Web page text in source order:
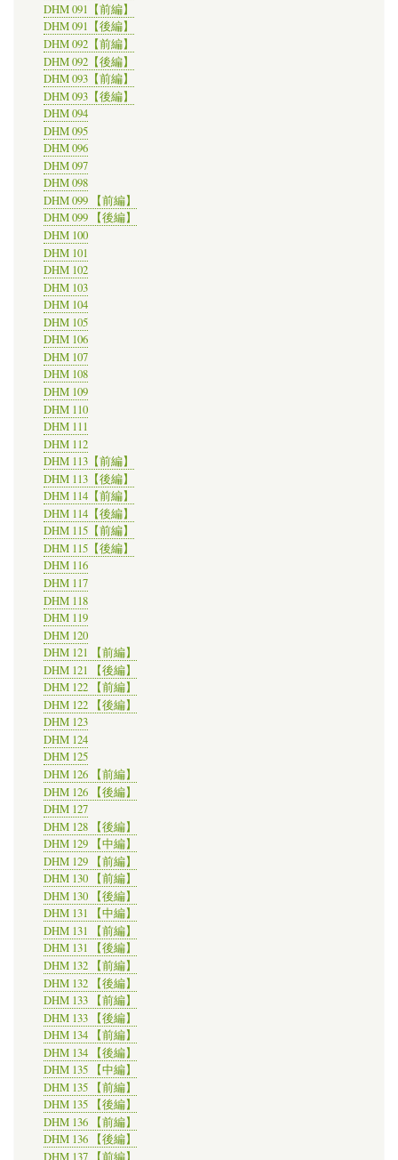
DHM 091【前編】
DHM 091【後編】
DHM 092【前編】
DHM 092【後編】
DHM 093【前編】
DHM 093【後編】
DHM 094
DHM 095
DHM 096
DHM 097
DHM 098
DHM 099 【前編】
DHM 099 【後編】
DHM 100
DHM 101
DHM 102
DHM 103
DHM 104
DHM 105
DHM 106
DHM 107
DHM 108
DHM 109
DHM 110
DHM 111
DHM 112
DHM 113【前編】
DHM 113【後編】
DHM 114【前編】
DHM 114【後編】
DHM 115【前編】
DHM 115【後編】
DHM 116
DHM 117
DHM 118
DHM 119
DHM 120
DHM 121 【前編】
DHM 121 【後編】
DHM 122 【前編】
DHM 122 【後編】
DHM 123
DHM 124
DHM 125
DHM 126 【前編】
DHM 126 【後編】
DHM 127
DHM 128 【後編】
DHM 129 【中編】
DHM 129 【前編】
DHM 130 【前編】
DHM 130 【後編】
DHM 131 【中編】
DHM 131 【前編】
DHM 131 【後編】
DHM 132 【前編】
DHM 132 【後編】
DHM 133 【前編】
DHM 133 【後編】
DHM 134 【前編】
DHM 134 【後編】
DHM 135 【中編】
DHM 135 【前編】
DHM 135 【後編】
DHM 136 【前編】
DHM 136 【後編】
DHM 137 【前編】